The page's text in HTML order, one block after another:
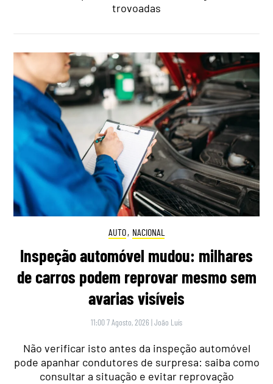
trovoadas
AUTO, NACIONAL
Inspeção automóvel mudou: milhares
de carros podem reprovar mesmo sem
avarias visíveis
11:00 7 Agosto, 2026 |João Luís
Não verificar isto antes da inspeção automóvel
pode apanhar condutores de surpresa: saiba como
consultar a situação e evitar reprovação